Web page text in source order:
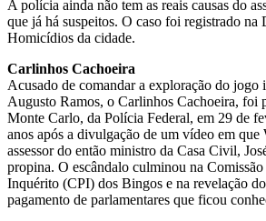
A polícia ainda não tem as reais causas do
que já há suspeitos. O caso foi registrado na
Homicídios da cidade.
Carlinhos Cachoeira
Acusado de comandar a exploração do jogo
Augusto Ramos, o Carlinhos Cachoeira, foi
Monte Carlo, da Polícia Federal, em 29 de
anos após a divulgação de um vídeo em
assessor do então ministro da Casa Civil,
propina. O escândalo culminou na Comissão
Inquérito (CPI) dos Bingos e na revelação
pagamento de parlamentares que ficou